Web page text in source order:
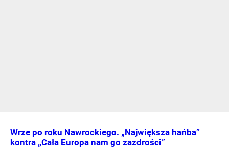
Wrze po roku Nawrockiego. „Największa hańba”
kontra „Cała Europa nam go zazdrości”